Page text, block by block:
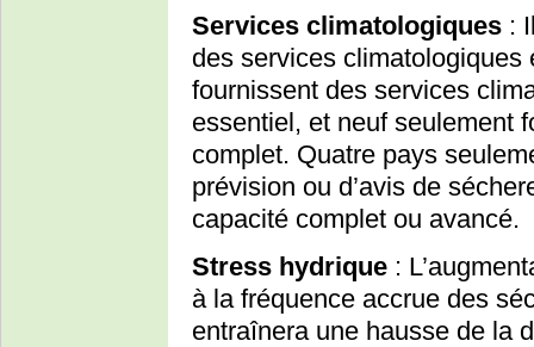
Services climatologiques :
des services
fournissent des services
essentiel, et neuf seulement
complet. Quatre pays
prévision ou d’avis de
capacité complet ou avancé.
Stress hydrique :
à la fréquence accrue des
entraînera une hausse de la